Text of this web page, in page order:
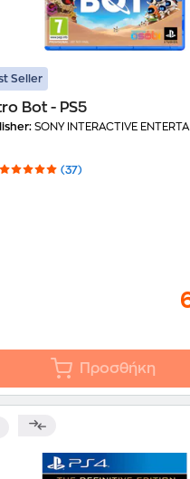
Seller
Bot - PS5
SONY INTERACTIVE
(37)
Προσθήκη